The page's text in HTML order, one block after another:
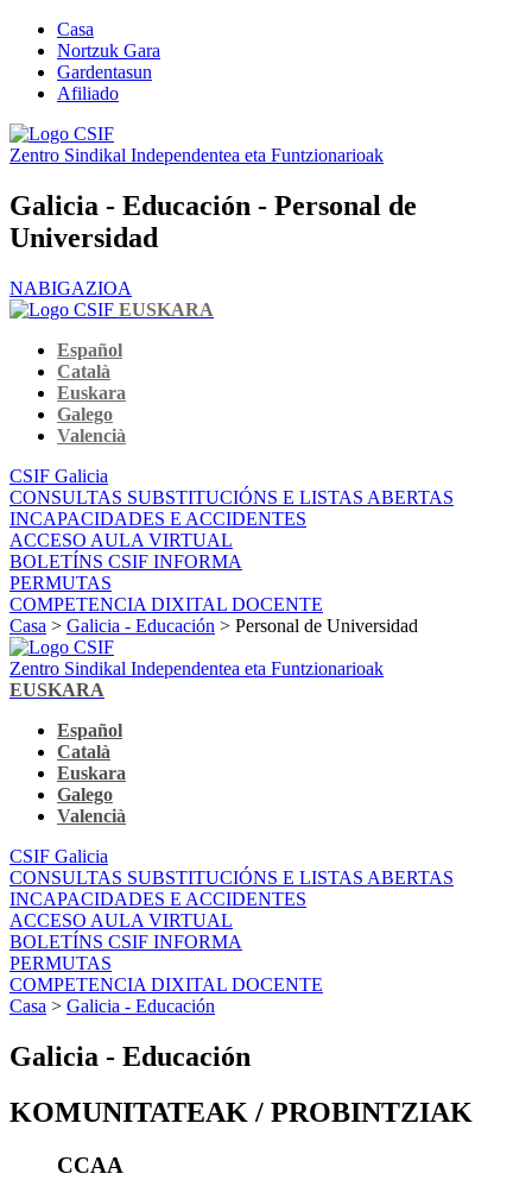
Casa
Nortzuk Gara
Gardentasun
Afiliado
Zentro Sindikal Independentea eta Funtzionarioak
Galicia - Educación - Personal de
Universidad
NABIGAZIOA
EUSKARA
Español
Català
Euskara
Galego
Valencià
CSIF Galicia
CONSULTAS SUBSTITUCIÓNS E LISTAS ABERTAS
INCAPACIDADES E ACCIDENTES
ACCESO AULA VIRTUAL
BOLETÍNS CSIF INFORMA
PERMUTAS
COMPETENCIA DIXITAL DOCENTE
Casa > Galicia - Educación > Personal de Universidad
Zentro Sindikal Independentea eta Funtzionarioak
EUSKARA
Español
Català
Euskara
Galego
Valencià
CSIF Galicia
CONSULTAS SUBSTITUCIÓNS E LISTAS ABERTAS
INCAPACIDADES E ACCIDENTES
ACCESO AULA VIRTUAL
BOLETÍNS CSIF INFORMA
PERMUTAS
COMPETENCIA DIXITAL DOCENTE
Casa > Galicia - Educación
Galicia - Educación
KOMUNITATEAK / PROBINTZIAK
CCAA